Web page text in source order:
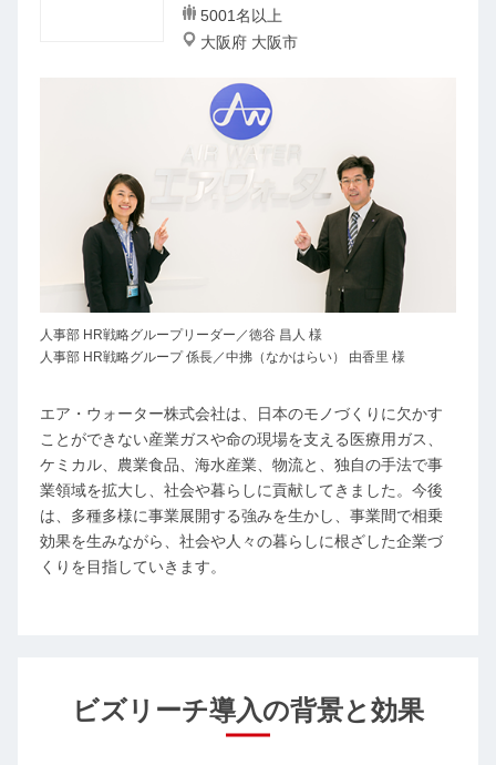
5001名以上
大阪府 大阪市
人事部 HR戦略グループリーダー／徳谷 昌人 様
人事部 HR戦略グループ 係長／中拂（なかはらい） 由香里 様
エア・ウォーター株式会社は、日本のモノづくりに欠かす
ことができない産業ガスや命の現場を支える医療用ガス、
ケミカル、農業食品、海水産業、物流と、独自の手法で事
業領域を拡大し、社会や暮らしに貢献してきました。今後
は、多種多様に事業展開する強みを生かし、事業間で相乗
効果を生みながら、社会や人々の暮らしに根ざした企業づ
くりを目指していきます。
ビズリーチ導入の背景と効果